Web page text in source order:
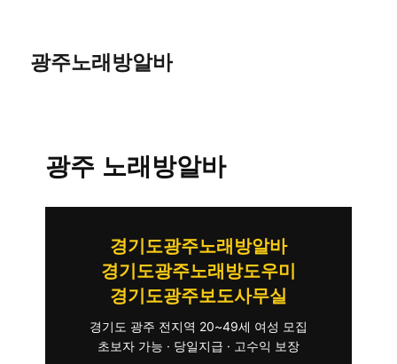
광주노래방알바
광주 노래방알바
경기도광주노래방알바
경기도광주노래방도우미
경기도광주보도사무실
경기도 광주 전지역 20~49세 여성 모집
초보자 가능 · 당일지급 · 고수익 보장